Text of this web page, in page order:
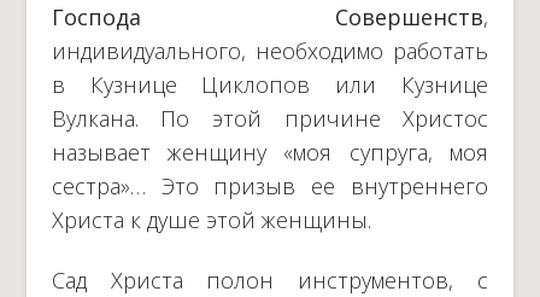
Господа
Совершенств,
индивидуального, необходимо работать
в Кузнице Циклопов или Кузнице
Вулкана. По этой причине Христос
называет женщину «моя супруга, моя
сестра»… Это призыв ее внутреннего
Христа к душе этой женщины.
Сад Христа полон инструментов, с